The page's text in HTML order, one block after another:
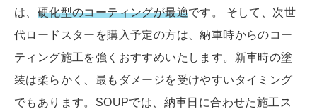
は、 硬化型のコーティングが最適です。 そして、次世
代ロードスターを購入予定の方は、納車時からのコー
ティング施工を強くおすすめいたします。新車時の塗
装は柔らかく、最もダメージを受けやすいタイミング
でもあります。SOUPでは、納車日に合わせた施工ス